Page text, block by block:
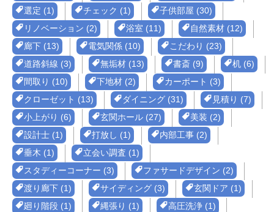
選定 (1) チェック (1)
子供部屋 (30)
リノベーション (2)
浴室 (11)
自然素材 (12)
廊下 (13)
電気関係 (10)
こだわり (23)
道路斜線 (3)
無垢材 (13) 書斎 (9)
机 (6)
間取り (10)
下地材 (2)
カーポート (3)
クローゼット (13)
ダイニング (31)
見積り (7)
小上がり (6)
玄関ホール (27)
美装 (2)
設計士 (1)
打放し (1)
内部工事 (2)
垂木 (1)
立会い調査 (1)
スタディーコーナー (3)
ファサードデザイン (2)
渡り廊下 (1)
サイディング (3)
玄関ドア (1)
廻り階段 (1)
縄張り (1)
高圧洗浄 (1)